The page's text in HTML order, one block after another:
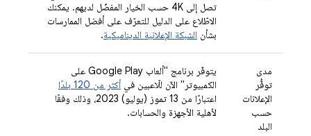
تصل إلى 4K حسب الخيار المفضّل لديهم. يمكنك
الاطّلاع على الدليل للتعرّف على أفضل الممارسات
بشأن الشبكة الإعلانية الديناميكية.
مدى
توفُّر
الإعلانات
حسب
البلد
يتوفّر برنامج "ألعاب Google Play على
الكمبيوتر" الآن للّاعبين في أكثر من 120 بلدًا
اعتبارًا من 13 تموز (يوليو) 2023، وذلك وفقًا
لأهلية الأجهزة والحسابات.